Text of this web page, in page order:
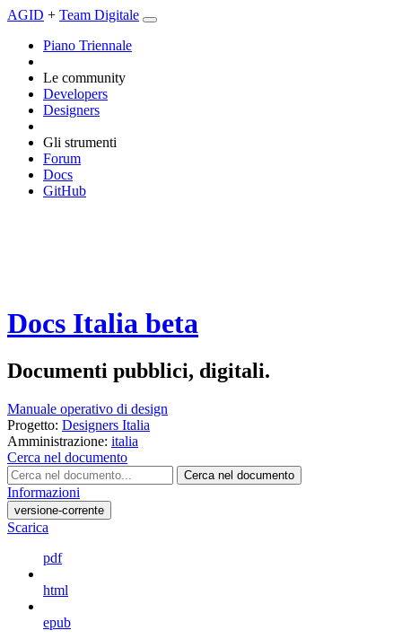
AGID + Team Digitale
Piano Triennale
Le community
Developers
Designers
Gli strumenti
Forum
Docs
GitHub
Docs Italia beta
Documenti pubblici, digitali.
Manuale operativo di design
Progetto: Designers Italia
Amministrazione: italia
Cerca nel documento
Cerca nel documento
Informazioni
versione-corrente
Scarica
pdf
html
epub